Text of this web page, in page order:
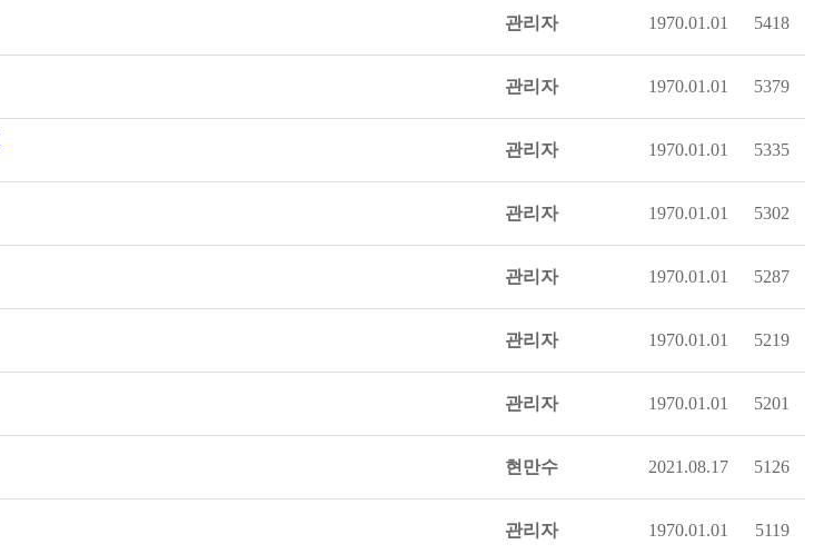
관리자 1970.01.01 5418
관리자 1970.01.01 5379
관리자 1970.01.01 5335
관리자 1970.01.01 5302
관리자 1970.01.01 5287
관리자 1970.01.01 5219
관리자 1970.01.01 5201
현만수 2021.08.17 5126
관리자 1970.01.01 5119